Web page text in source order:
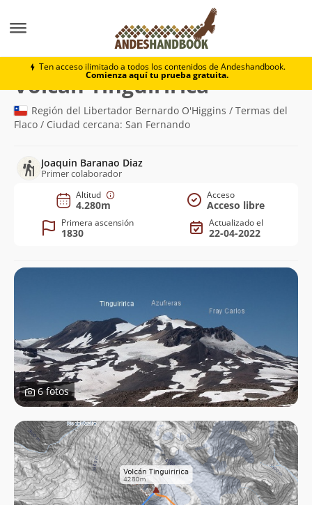
Ten acceso ilimitado a todos los contenidos de Andeshandbook.
Comienza aquí tu prueba gratuita.
Volcán Tinguiririca
Volcán Tinguiririca(4.280m)
Región del Libertador Bernardo O'Higgins / Termas del
Flaco / Ciudad cercana: San Fernando
Joaquin Baranao Diaz
Primer colaborador
Altitud
4.280m
Acceso
Acceso libre
Primera ascensión
1830
Actualizado el
22-04-2022
6 fotos